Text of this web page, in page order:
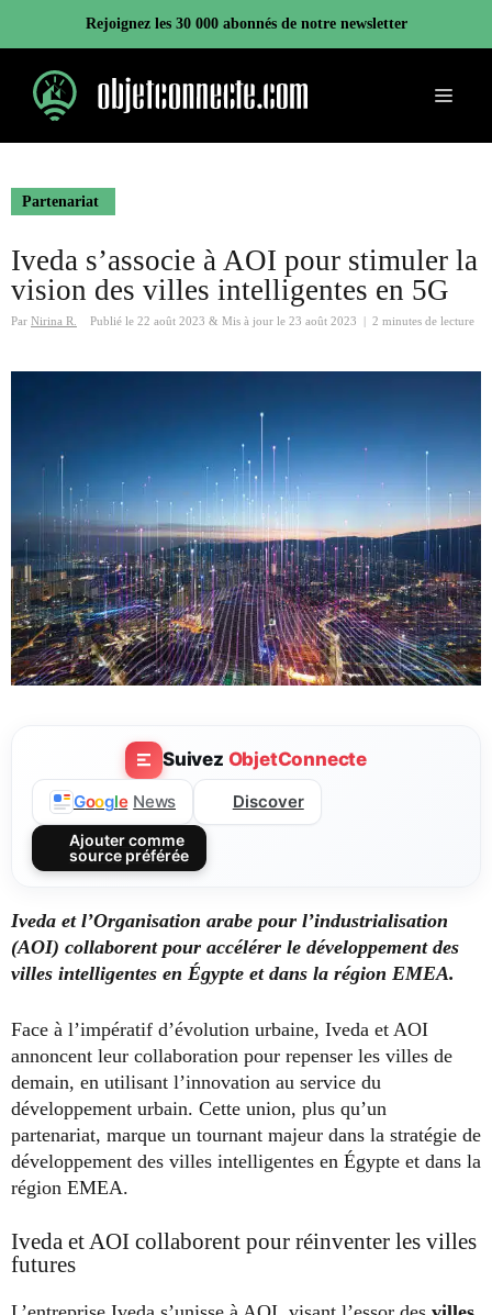
contenu
Rejoignez les 30 000 abonnés de notre newsletter
Menu
Partenariat
Iveda s’associe à AOI pour stimuler la
vision des villes intelligentes en 5G
Par Nirina R. Publié le 22 août 2023 & Mis à jour le 23 août 2023 2 minutes de lecture
Suivez ObjetConnecte
Google News Discover
Ajouter comme
source préférée
Iveda et l’Organisation arabe pour l’industrialisation
(AOI) collaborent pour accélérer le développement des
villes intelligentes en Égypte et dans la région EMEA.
Face à l’impératif d’évolution urbaine, Iveda et AOI
annoncent leur collaboration pour repenser les villes de
demain, en utilisant l’innovation au service du
développement urbain. Cette union, plus qu’un
partenariat, marque un tournant majeur dans la stratégie de
développement des villes intelligentes en Égypte et dans la
région EMEA.
Iveda et AOI collaborent pour réinventer les villes
futures